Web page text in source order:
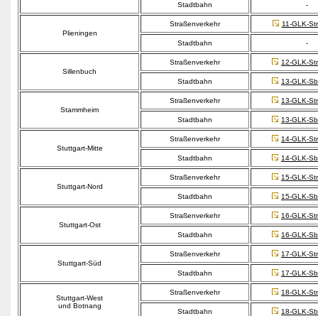
Stadtbahn -
Plieningen
Straßenverkehr 11-GLK-
Stadtbahn -
Sillenbuch
Straßenverkehr 12-GLK-
Stadtbahn 13-GLK-
Stammheim
Straßenverkehr 13-GLK-
Stadtbahn 13-GLK-
Stuttgart-Mitte
Straßenverkehr 14-GLK-
Stadtbahn 14-GLK-
Stuttgart-Nord
Straßenverkehr 15-GLK-
Stadtbahn 15-GLK-
Stuttgart-Ost
Straßenverkehr 16-GLK-
Stadtbahn 16-GLK-
Stuttgart-Süd
Straßenverkehr 17-GLK-
Stadtbahn 17-GLK-
Stuttgart-West
und Botnang
Straßenverkehr 18-GLK-
Stadtbahn 18-GLK-